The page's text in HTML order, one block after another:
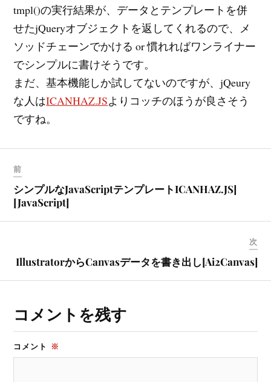
tmpl()の実行結果が、データとテンプレートを併
せたjQueryオブジェクトを返してくれるので、メ
ソッドチェーンでかける or 慣れればワンライナー
でシンプルに書けそうです。
まだ、基本機能しか試してないのですが、jQeury
な人はICANHAZ.JSよりコッチのほうが良さそう
ですね。
前
シンプルなJavaScriptテンプレートICANHAZ.JS]
[JavaScript]
次
IllustratorからCanvasデータを書き出し[Ai2Canvas]
コメントを残す
コメント ※